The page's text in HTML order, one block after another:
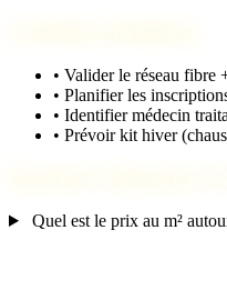
• Valider le réseau fibre
• Planifier les
• Identifier médecin
• Prévoir kit hiver
Quel est le prix au m²